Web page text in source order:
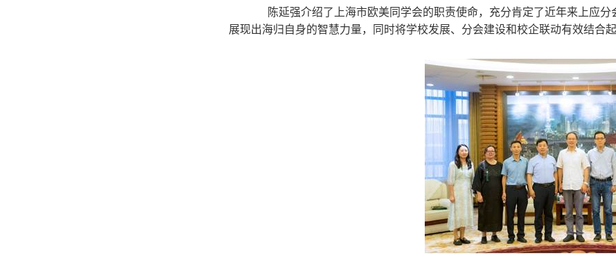
陈延强介绍了上海市欧美同学会的职责使命，充分肯定了近年来上应分
展现出海归自身的智慧力量，同时将学校发展、分会建设和校企联动有效结合